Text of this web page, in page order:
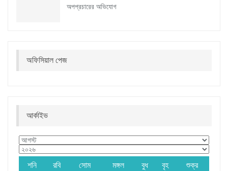
অপপ্রচারের অভিযোগ
অফিসিয়াল পেজ
আর্কাইভ
শনি রবি সোম মঙ্গল বুধ বৃহ শুক্র